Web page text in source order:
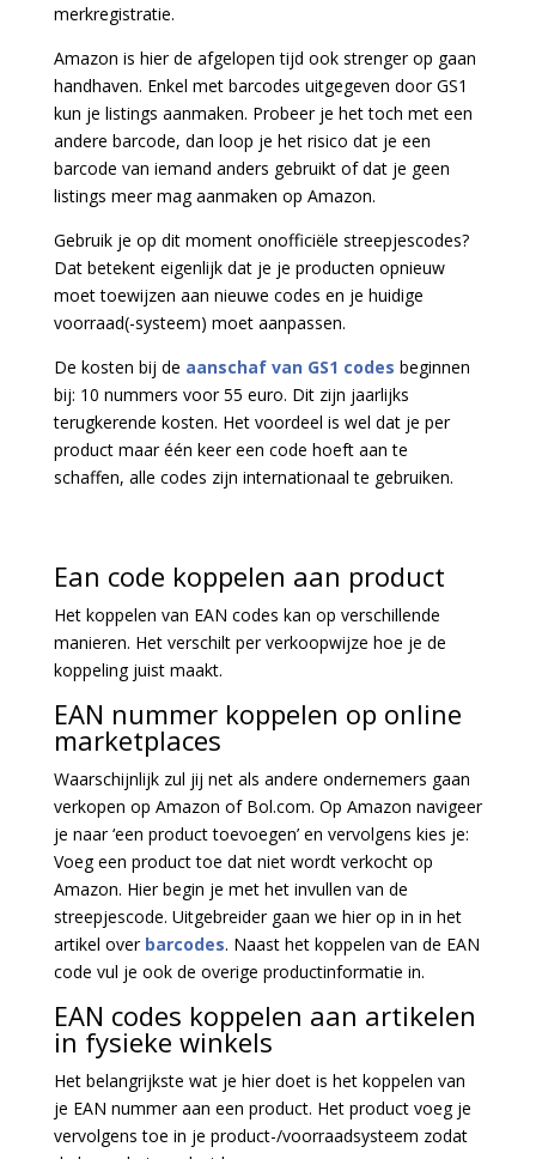
merkregistratie.
Amazon is hier de afgelopen tijd ook strenger op gaan
handhaven. Enkel met barcodes uitgegeven door GS1
kun je listings aanmaken. Probeer je het toch met een
andere barcode, dan loop je het risico dat je een
barcode van iemand anders gebruikt of dat je geen
listings meer mag aanmaken op Amazon.
Gebruik je op dit moment onofficiële streepjescodes?
Dat betekent eigenlijk dat je je producten opnieuw
moet toewijzen aan nieuwe codes en je huidige
voorraad(-systeem) moet aanpassen.
De kosten bij de aanschaf van GS1 codes beginnen
bij: 10 nummers voor 55 euro. Dit zijn jaarlijks
terugkerende kosten. Het voordeel is wel dat je per
product maar één keer een code hoeft aan te
schaffen, alle codes zijn internationaal te gebruiken.
Ean code koppelen aan product
Het koppelen van EAN codes kan op verschillende
manieren. Het verschilt per verkoopwijze hoe je de
koppeling juist maakt.
EAN nummer koppelen op online
marketplaces
Waarschijnlijk zul jij net als andere ondernemers gaan
verkopen op Amazon of Bol.com. Op Amazon navigeer
je naar ‘een product toevoegen’ en vervolgens kies je:
Voeg een product toe dat niet wordt verkocht op
Amazon. Hier begin je met het invullen van de
streepjescode. Uitgebreider gaan we hier op in in het
artikel over barcodes. Naast het koppelen van de EAN
code vul je ook de overige productinformatie in.
EAN codes koppelen aan artikelen
in fysieke winkels
Het belangrijkste wat je hier doet is het koppelen van
je EAN nummer aan een product. Het product voeg je
vervolgens toe in je product-/voorraadsysteem zodat